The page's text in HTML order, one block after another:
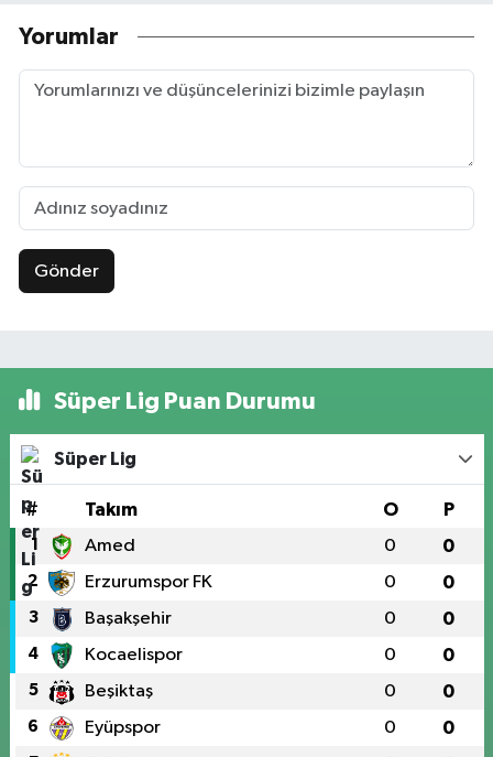
Yorumlar
Gönder
Süper Lig Puan Durumu
Süper Lig
# Takım O P
1 Amed 0 0
2 Erzurumspor FK 0 0
3 Başakşehir 0 0
4 Kocaelispor 0 0
5 Beşiktaş 0 0
6 Eyüpspor 0 0